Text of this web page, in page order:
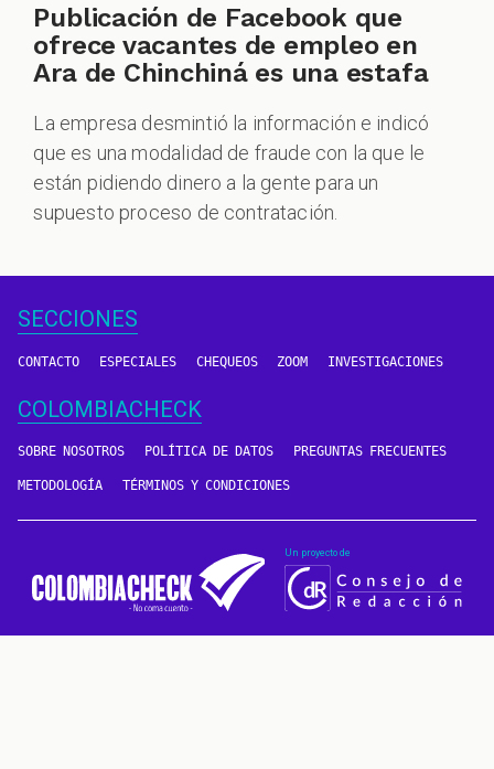
Publicación de Facebook que
ofrece vacantes de empleo en
Ara de Chinchiná es una estafa
La empresa desmintió la información e indicó
que es una modalidad de fraude con la que le
están pidiendo dinero a la gente para un
supuesto proceso de contratación.
SECCIONES
CONTACTO ESPECIALES CHEQUEOS ZOOM INVESTIGACIONES
COLOMBIACHECK
SOBRE NOSOTROS POLÍTICA DE DATOS PREGUNTAS FRECUENTES
METODOLOGÍA TÉRMINOS Y CONDICIONES
Un proyecto de